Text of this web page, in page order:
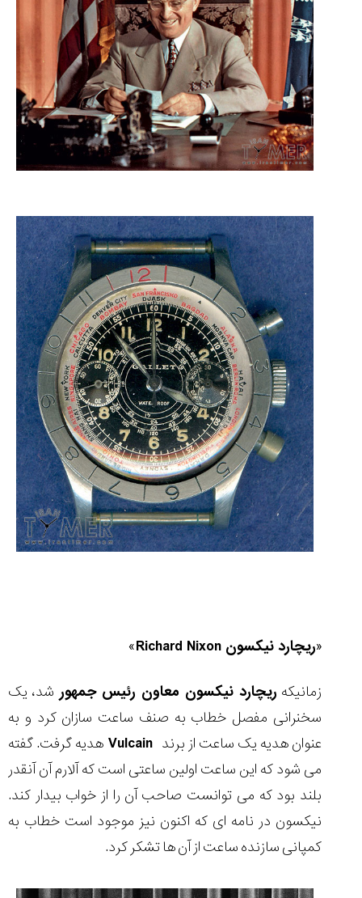
«ریچارد نیکسون Richard Nixon
»
زمانیکه ریچارد نیکسون معاون رئیس جمهور شد، یک
سخنرانی مفصل خطاب به صنف ساعت سازان کرد و به
عنوان هدیه یک ساعت از برند Vulcain هدیه گرفت. گفته
می شود که این ساعت اولین ساعتی است که آلارم آن آنقدر
بلند بود که می توانست صاحب آن را از خواب بیدار کند.
نیکسون در نامه ای که اکنون نیز موجود است خطاب به
کمپانی سازنده ساعت از آن ها تشکر کرد.